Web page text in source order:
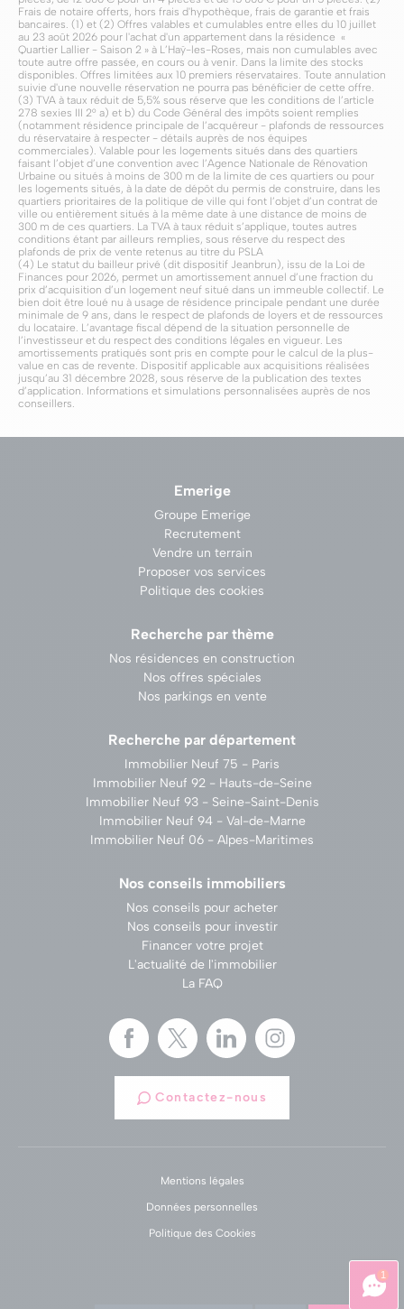
Frais de notaire offerts, hors frais d'hypothèque, frais de garantie et frais
bancaires. (1) et (2) Offres valables et cumulables entre elles du 10 juillet
au 23 août 2026 pour l'achat d'un appartement dans la résidence «
Quartier Lallier - Saison 2 » à L’Haÿ-les-Roses, mais non cumulables avec
toute autre offre passée, en cours ou à venir. Dans la limite des stocks
disponibles. Offres limitées aux 10 premiers réservataires. Toute annulation
suivie d'une nouvelle réservation ne pourra pas bénéficier de cette offre.
(3) TVA à taux réduit de 5,5% sous réserve que les conditions de l’article
278 sexies III 2° a) et b) du Code Général des impôts soient remplies
(notamment résidence principale de l’acquéreur - plafonds de ressources
du réservataire à respecter - détails auprès de nos équipes
commerciales). Valable pour les logements situés dans des quartiers
faisant l’objet d’une convention avec l’Agence Nationale de Rénovation
Urbaine ou situés à moins de 300 m de la limite de ces quartiers ou pour
les logements situés, à la date de dépôt du permis de construire, dans les
quartiers prioritaires de la politique de ville qui font l’objet d’un contrat de
ville ou entièrement situés à la même date à une distance de moins de
300 m de ces quartiers. La TVA à taux réduit s’applique, toutes autres
conditions étant par ailleurs remplies, sous réserve du respect des
plafonds de prix de vente retenus au titre du PSLA
(4) Le statut du bailleur privé (dit dispositif Jeanbrun), issu de la Loi de
Finances pour 2026, permet un amortissement annuel d’une fraction du
prix d’acquisition d’un logement neuf situé dans un immeuble collectif. Le
bien doit être loué nu à usage de résidence principale pendant une durée
minimale de 9 ans, dans le respect de plafonds de loyers et de ressources
du locataire. L’avantage fiscal dépend de la situation personnelle de
l’investisseur et du respect des conditions légales en vigueur. Les
amortissements pratiqués sont pris en compte pour le calcul de la plus-
value en cas de revente. Dispositif applicable aux acquisitions réalisées
jusqu’au 31 décembre 2028, sous réserve de la publication des textes
d’application. Informations et simulations personnalisées auprès de nos
conseillers.
Emerige
Groupe Emerige
Recrutement
Vendre un terrain
Proposer vos services
Politique des cookies
Recherche par thème
Nos résidences en construction
Nos offres spéciales
Nos parkings en vente
Recherche par département
Immobilier Neuf 75 - Paris
Immobilier Neuf 92 - Hauts-de-Seine
Immobilier Neuf 93 - Seine-Saint-Denis
Immobilier Neuf 94 - Val-de-Marne
Immobilier Neuf 06 - Alpes-Maritimes
Nos conseils immobiliers
Nos conseils pour acheter
Nos conseils pour investir
Financer votre projet
L'actualité de l'immobilier
La FAQ
Contactez-nous
Mentions légales
Données personnelles
Politique des Cookies
1